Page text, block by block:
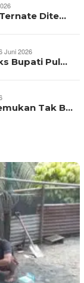
Dite…
Juni 2026
Bupati Pul…
Tak B…